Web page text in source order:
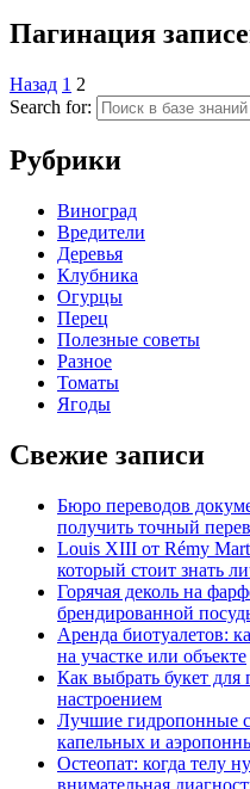
Пагинация
Назад 1 2
Search for:
Рубрики
Виноград
Вредители
Деревья
Клубника
Огурцы
Перец
Полезные советы
Разное
Томаты
Ягоды
Свежие записи
Бюро переводов
получить точный
Louis XIII от Rémy
который стоит знать
Горячая деколь на
брендированной
Аренда биотуалетов:
на участке или объекте
Как выбрать букет для
настроением
Лучшие гидропонные
капельных и
Остеопат: когда телу
внимательная